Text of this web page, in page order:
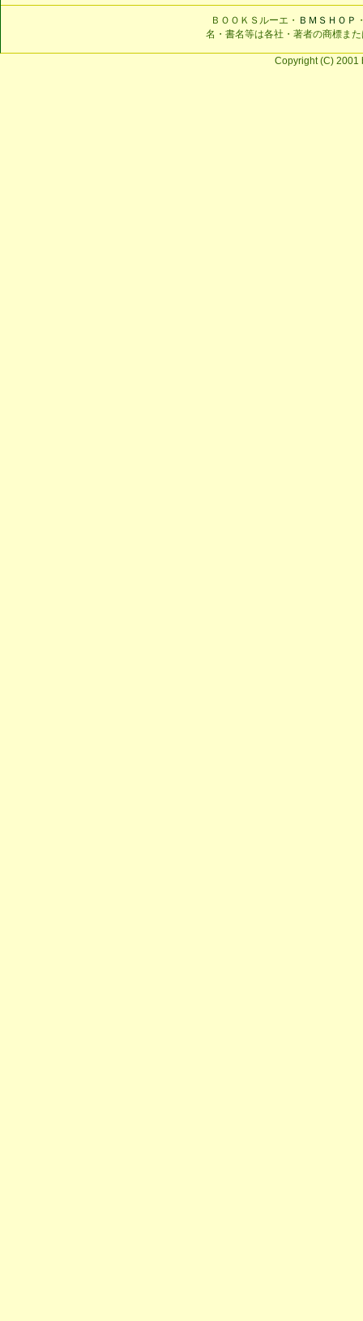
ＢＯＯＫＳルーエ・ ＢＭＳＨＯＰ
名・書名等は各社・著者の商標ま
Copyright (C) 2001